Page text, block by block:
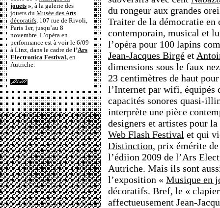
jouets », à la galerie des
jouets du Musée des Arts
décoratifs, 107 rue de Rivoli,
Paris 1er, jusqu’au 8
novembre. L’opéra en
performance est à voir le 6/09
à Linz, dans le cadre de l’Ars
Electronica Festival, en
Autriche.
du rongeur aux grandes
Traiter de la démocratie en
contemporain, musical et
l’opéra pour 100 lapins
Jean-Jacques Birgé et
dimensions sous le faux
23 centimètres de haut
l’Internet par wifi, équipés
capacités sonores quasi-
interprète une pièce
designers et artistes pour
Web Flash Festival et qui
Distinction, prix émérite
l’édiion 2009 de l’Ars
Autriche. Mais ils sont
l’exposition « Musique en
décoratifs. Bref, le «
affectueusement Jean-